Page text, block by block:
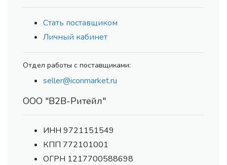
Стать поставщиком
Личный кабинет
Отдел работы с поставщиками:
seller@iconmarket.ru
ООО "В2В-Ритейл"
ИНН 9721151549
КПП 772101001
ОГРН 1217700588698